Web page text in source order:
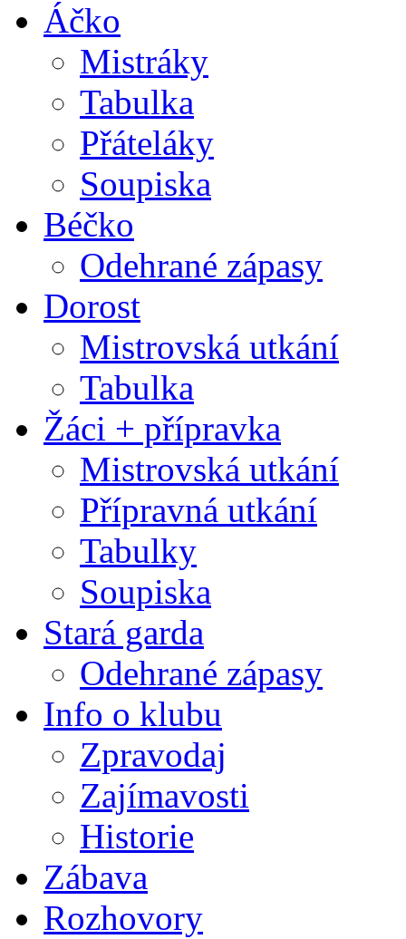
Áčko
Mistráky
Tabulka
Přáteláky
Soupiska
Béčko
Odehrané zápasy
Dorost
Mistrovská utkání
Tabulka
Žáci + přípravka
Mistrovská utkání
Přípravná utkání
Tabulky
Soupiska
Stará garda
Odehrané zápasy
Info o klubu
Zpravodaj
Zajímavosti
Historie
Zábava
Rozhovory